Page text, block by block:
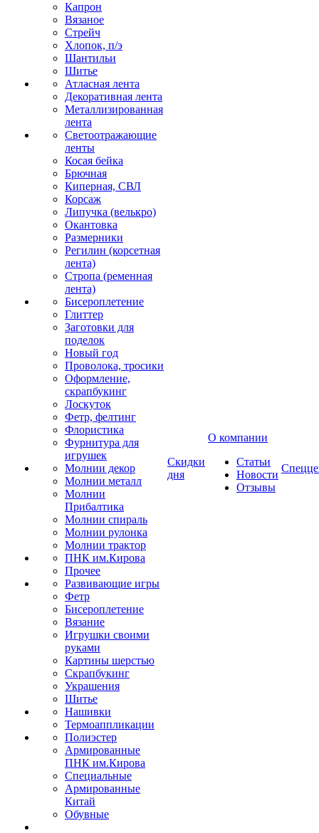
Капрон
Вязаное
Стрейч
Хлопок, п/э
Шантильи
Шитье
Атласная лента
Декоративная лента
Металлизированная
лента
Светоотражающие
ленты
Косая бейка
Брючная
Киперная, СВЛ
Корсаж
Липучка (велькро)
Окантовка
Размерники
Регилин (корсетная
лента)
Стропа (ременная
лента)
Бисероплетение
Глиттер
Заготовки для
поделок
Новый год
Проволока, тросики
Оформление,
скрапбукинг
Лоскуток
Фетр, фелтинг
Флористика
Фурнитура для
игрушек
Молнии декор
Молнии металл
Молнии
Прибалтика
Молнии спираль
Молнии рулонка
Молнии трактор
ПНК им.Кирова
Прочее
Развивающие игры
Фетр
Бисероплетение
Вязание
Игрушки своими
руками
Картины шерстью
Скрапбукинг
Украшения
Шитье
Нашивки
Термоаппликации
Полиэстер
Армированные
ПНК им.Кирова
Специальные
Армированные
Китай
Обувные
Скидки
дня
О компании
Статьи
Новости
Отзывы